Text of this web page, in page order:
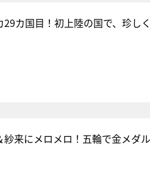
カ国目！初上陸の国で、珍し
来にメロメロ！五輪で金メダ